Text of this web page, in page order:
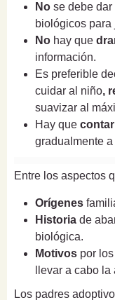
No se debe dar
biológicos para
No hay que
información.
Es preferible
cuidar al niño,
suavizar al
Hay que
gradualmente
Entre los aspectos
Orígenes
Historia de
biológica.
Motivos por
llevar a cabo
Los padres